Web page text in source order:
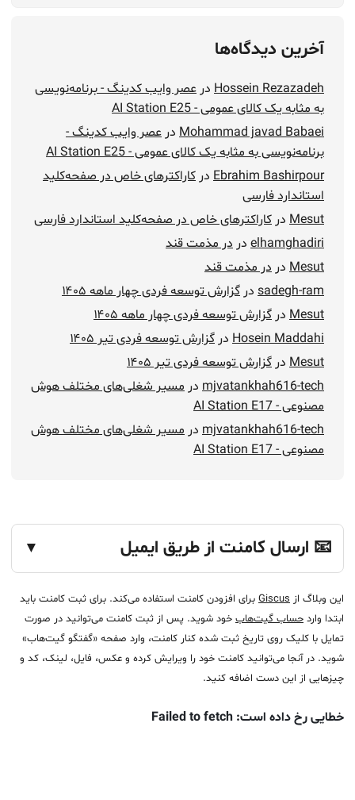
آخرین دیدگاه‌ها
Hossein Rezazadeh در عصر وایب کدینگ - برنامه‌نویسی
به مثابه یک کالای عمومی - AI Station E25
Mohammad javad Babaei در عصر وایب کدینگ -
برنامه‌نویسی به مثابه یک کالای عمومی - AI Station E25
Ebrahim Bashirpour در کاراکترهای خاص در صفحه‌کلید
استاندارد فارسی
Mesut در کاراکترهای خاص در صفحه‌کلید استاندارد فارسی
elhamghadiri در در مذمت قند
Mesut در در مذمت قند
sadegh-ram در گزارش توسعه فردی چهار ماهه ۱۴۰۵
Mesut در گزارش توسعه فردی چهار ماهه ۱۴۰۵
Hosein Maddahi در گزارش توسعه فردی تیر ۱۴۰۵
Mesut در گزارش توسعه فردی تیر ۱۴۰۵
mjvatankhah616-tech در مسیر شغلی‌های مختلف هوش
مصنوعی - AI Station E17
mjvatankhah616-tech در مسیر شغلی‌های مختلف هوش
مصنوعی - AI Station E17
📧 ارسال کامنت از طریق ایمیل ▼
این وبلاگ از Giscus برای افزودن کامنت استفاده می‌کند. برای ثبت کامنت باید
ابتدا وارد حساب گیت‌هاب خود شوید. پس از ثبت کامنت می‌توانید در صورت
تمایل با کلیک روی تاریخ ثبت شده کنار کامنت، وارد صفحه «گفتگو گیت‌هاب»
شوید. در آنجا می‌توانید کامنت خود را ویرایش کرده و عکس، فایل، لینک، کد و
چیزهایی از این دست اضافه کنید.